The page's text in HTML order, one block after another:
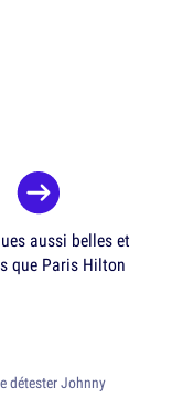
aussi belles et
que Paris Hilton
détester Johnny